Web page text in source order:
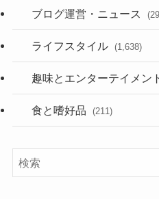
(36)
(187)
ブログ運営・ニュース
(118)
(181)
ライフスタイル (1,638)
(394)
(282)
趣味とエンターテイメン
(56)
食と嗜好品 (211)